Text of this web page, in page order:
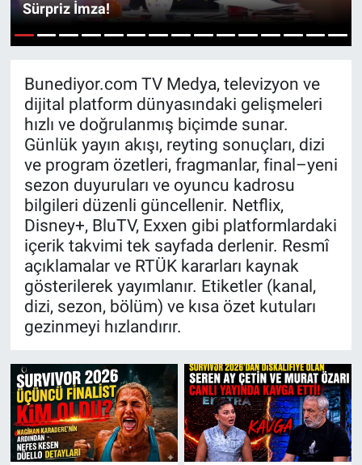
Sürpriz İmza!
1
Bunediyor.com TV Medya, televizyon ve
dijital platform dünyasındaki gelişmeleri
hızlı ve doğrulanmış biçimde sunar.
Günlük yayın akışı, reyting sonuçları, dizi
ve program özetleri, fragmanlar, final–yeni
sezon duyuruları ve oyuncu kadrosu
bilgileri düzenli güncellenir. Netflix,
Disney+, BluTV, Exxen gibi platformlardaki
içerik takvimi tek sayfada derlenir. Resmî
açıklamalar ve RTÜK kararları kaynak
gösterilerek yayımlanır. Etiketler (kanal,
dizi, sezon, bölüm) ve kısa özet kutuları
gezinmeyi hızlandırır.
Teknoloji
Tv Medya